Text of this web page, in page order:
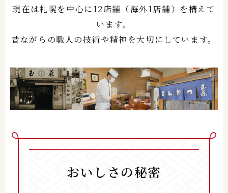
現在は札幌を中心に12店舗（海外1店舗）を構えて
います。
昔ながらの職人の技術や精神を大切にしています。
おいしさの秘密